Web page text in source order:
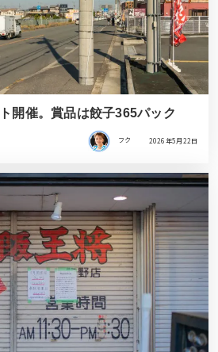
開催。賞品は餃子365パック
フク 2026年5月22日